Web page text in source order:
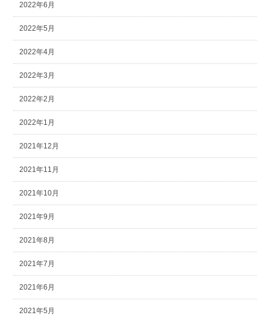
2022年6月
2022年5月
2022年4月
2022年3月
2022年2月
2022年1月
2021年12月
2021年11月
2021年10月
2021年9月
2021年8月
2021年7月
2021年6月
2021年5月